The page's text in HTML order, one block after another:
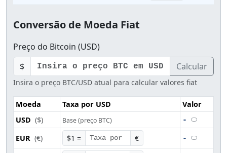
Conversão de Moeda Fiat
Preço do Bitcoin (USD)
$
Calcular
Insira o preço BTC/USD atual para calcular valores fiat
Moeda Taxa por USD
Valor
USD ($) Base (preço BTC) -
EUR (€) $1 = € -